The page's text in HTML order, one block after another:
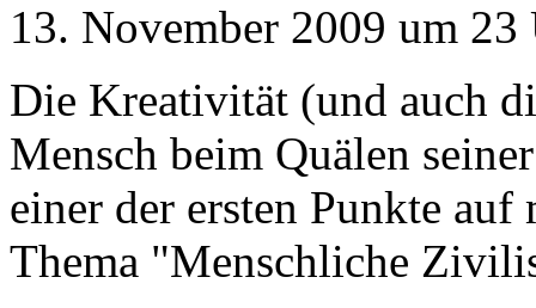
13. November 2009 um
Die Kreativität (und auch
Mensch beim Quälen
einer der ersten Punkte
Thema "Menschliche